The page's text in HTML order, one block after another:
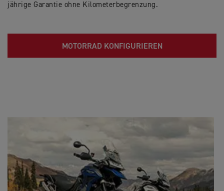
jährige Garantie ohne Kilometerbegrenzung.
MOTORRAD KONFIGURIEREN